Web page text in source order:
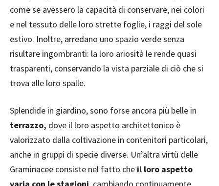
come se avessero la capacità di conservare, nei colori
e nel tessuto delle loro strette foglie, i raggi del sole
estivo. Inoltre, arredano uno spazio verde senza
risultare ingombranti: la loro ariosità le rende quasi
trasparenti, conservando la vista parziale di ciò che si
trova alle loro spalle.
Splendide in giardino, sono forse ancora più belle in
terrazzo, dove il loro aspetto architettonico è
valorizzato dalla coltivazione in contenitori particolari,
anche in gruppi di specie diverse. Un’altra virtù delle
Graminacee consiste nel fatto che il loro aspetto
varia con le stagioni , cambiando continuamente